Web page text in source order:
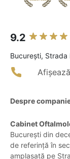
9.2
Bucureşti, Strada
Despre
Cabinet
București din
de referință în
amplasată pe